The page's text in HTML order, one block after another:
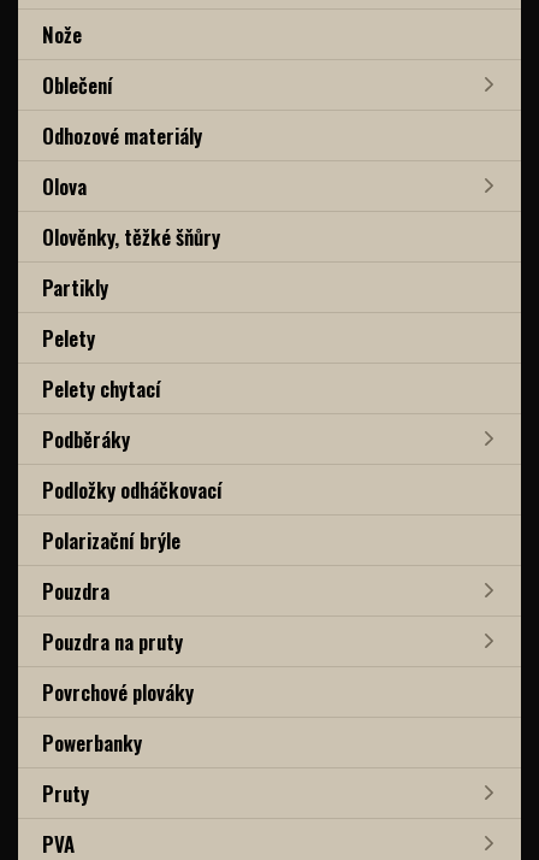
Nože
Oblečení
Odhozové materiály
Olova
Olověnky, těžké šňůry
Partikly
Pelety
Pelety chytací
Podběráky
Podložky odháčkovací
Polarizační brýle
Pouzdra
Pouzdra na pruty
Povrchové plováky
Powerbanky
Pruty
PVA